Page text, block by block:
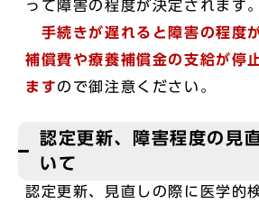
って障害の程度が決定されます。
手続きが遅れると障害の程度
補償費や療養補償金の支給が停
ますので御注意ください。
認定更新、障害程度の見
いて
認定更新、見直しの際に医学的